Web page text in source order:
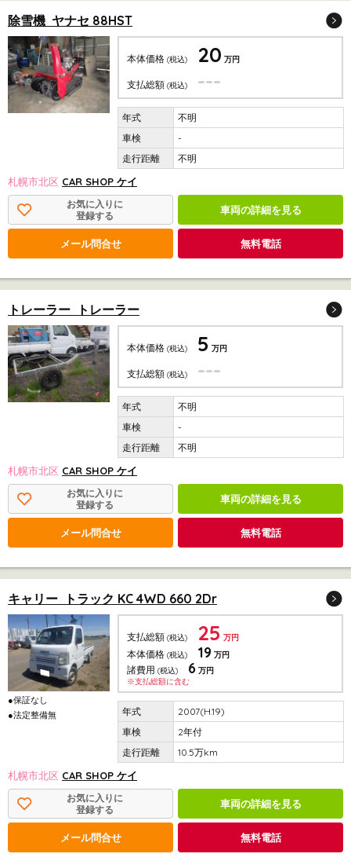
除雪機 ヤナセ 88HST
本体価格 (税込) 20 万円
支払総額 (税込) ---
不明
-
不明
札幌市北区 CAR SHOP ケイ
お気に入りに
登録する
車両の詳細を見る
メール問合せ 無料電話
トレーラー トレーラー
本体価格 (税込) 5 万円
支払総額 (税込) ---
不明
-
不明
札幌市北区 CAR SHOP ケイ
お気に入りに
登録する
車両の詳細を見る
メール問合せ 無料電話
キャリー トラック KC 4WD 660 2Dr
●保証なし
●法定整備無
支払総額 (税込) 25 万円
本体価格 (税込) 19 万円
諸費用 (税込) 6 万円
※支払総額に含む
2007(H.19)
2年付
10.5万km
札幌市北区 CAR SHOP ケイ
お気に入りに
登録する
車両の詳細を見る
メール問合せ 無料電話